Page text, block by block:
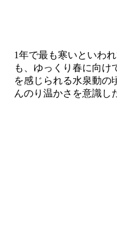
1年で最も寒いといわ
も、ゆっくり春に向け
を感じられる水泉動の
んのり温かさを意識し